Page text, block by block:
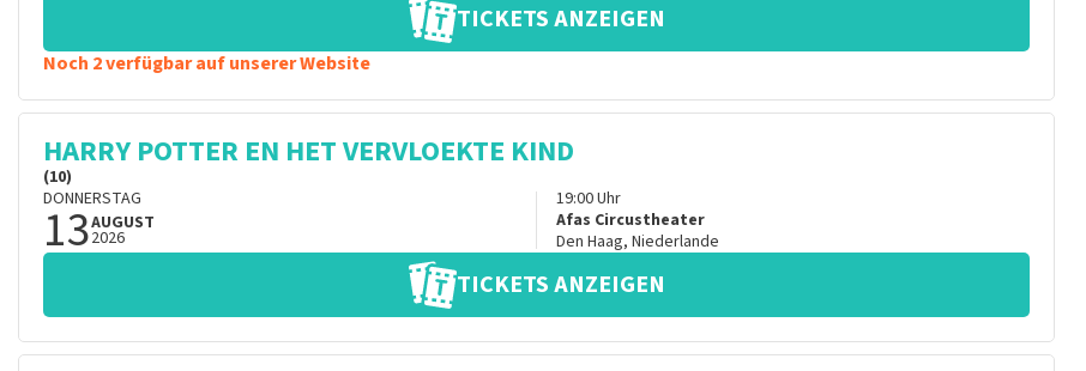
TICKETS ANZEIGEN
Noch 2 verfügbar auf unserer Website
HARRY POTTER EN HET VERVLOEKTE KIND
(10)
DONNERSTAG
13AUGUST
2026
19:00Uhr
Afas Circustheater
Den Haag, Niederlande
TICKETS ANZEIGEN